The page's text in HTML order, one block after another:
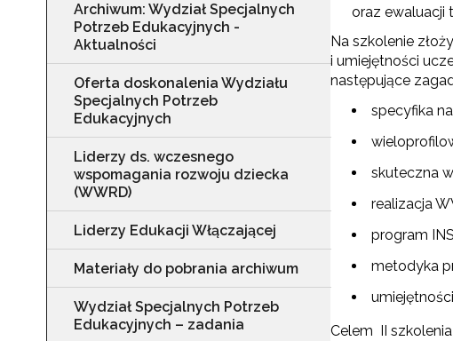
Archiwum: Wydział Specjalnych
Potrzeb Edukacyjnych -
Aktualności
Oferta doskonalenia Wydziału
Specjalnych Potrzeb
Edukacyjnych
Liderzy ds. wczesnego
wspomagania rozwoju dziecka
(WWRD)
Liderzy Edukacji Włączającej
Materiały do pobrania archiwum
Wydział Specjalnych Potrzeb
Edukacyjnych – zadania
oraz ewaluacji
Na szkolenie
i umiejętności
następujące
specyfika
skuteczna
realizacja
program
metodyka
Celem II